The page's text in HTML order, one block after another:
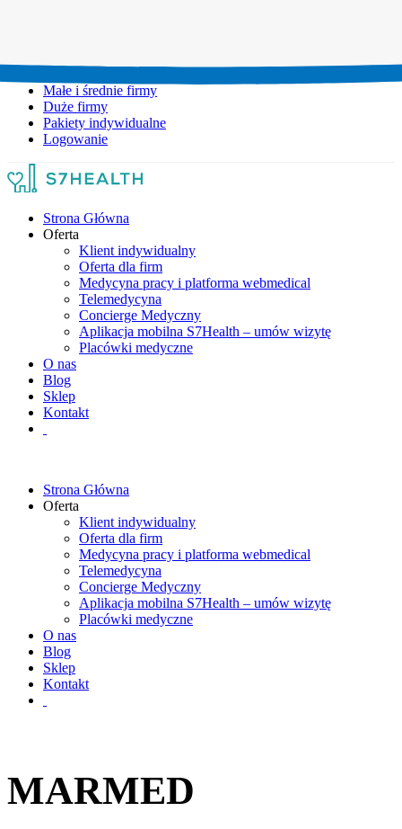
Małe i średnie firmy
Duże firmy
Pakiety indywidualne
Logowanie
Strona Główna
Oferta
Klient indywidualny
Oferta dla firm
Medycyna pracy i platforma webmedical
Telemedycyna
Concierge Medyczny
Aplikacja mobilna S7Health – umów wizytę
Placówki medyczne
O nas
Blog
Sklep
Kontakt
Strona Główna
Oferta
Klient indywidualny
Oferta dla firm
Medycyna pracy i platforma webmedical
Telemedycyna
Concierge Medyczny
Aplikacja mobilna S7Health – umów wizytę
Placówki medyczne
O nas
Blog
Sklep
Kontakt
MARMED